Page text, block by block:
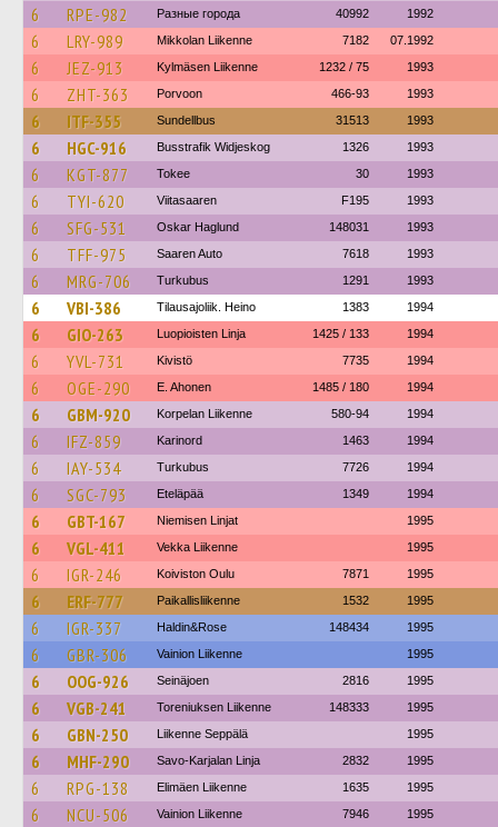
6 RPE-982 Разные города 40992 1992
6 LRY-989 Mikkolan Liikenne 7182 07.1992
6 JEZ-913 Kylmäsen Liikenne 1232 / 75 1993
6 ZHT-363 Porvoon 466-93 1993
6 ITF-355 Sundellbus 31513 1993
6 HGC-916 Busstrafik Widjeskog 1326 1993
6 KGT-877 Tokee 30 1993
6 TYI-620 Viitasaaren F195 1993
6 SFG-531 Oskar Haglund 148031 1993
6 TFF-975 Saaren Auto 7618 1993
6 MRG-706 Turkubus 1291 1993
6 VBI-386 Tilausajoliik. Heino 1383 1994
6 GIO-263 Luopioisten Linja 1425 / 133 1994
6 YVL-731 Kivistö 7735 1994
6 OGE-290 E. Ahonen 1485 / 180 1994
6 GBM-920 Korpelan Liikenne 580-94 1994
6 IFZ-859 Karinord 1463 1994
6 IAY-534 Turkubus 7726 1994
6 SGC-793 Eteläpää 1349 1994
6 GBT-167 Niemisen Linjat 1995
6 VGL-411 Vekka Liikenne 1995
6 IGR-246 Koiviston Oulu 7871 1995
6 ERF-777 Paikallisliikenne 1532 1995
6 IGR-337 Haldin&Rose 148434 1995
6 GBR-306 Vainion Liikenne 1995
6 OOG-926 Seinäjoen 2816 1995
6 VGB-241 Toreniuksen Liikenne 148333 1995
6 GBN-250 Liikenne Seppälä 1995
6 MHF-290 Savo-Karjalan Linja 2832 1995
6 RPG-138 Elimäen Liikenne 1635 1995
6 NCU-506 Vainion Liikenne 7946 1995